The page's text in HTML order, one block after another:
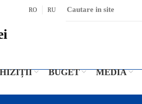
RO RU
BUGET MEDIA